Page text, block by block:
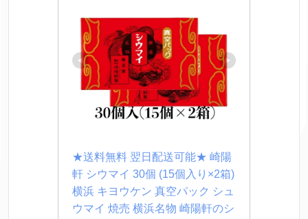
★送料無料 翌日配送可能★ 崎陽
軒 シウマイ 30個 (15個入り×2箱)
横浜 キヨウケン 真空パック シュ
ウマイ 焼売 横浜名物 崎陽軒のシ